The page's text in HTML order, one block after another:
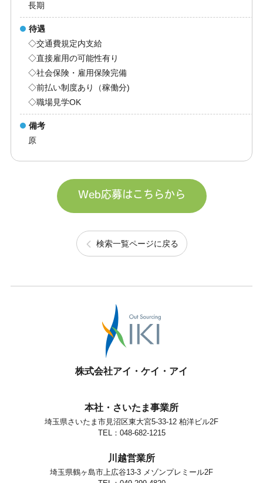
長期
待遇
◇交通費規定内支給
◇直接雇用の可能性有り
◇社会保険・雇用保険完備
◇前払い制度あり（稼働分)
◇職場見学OK
備考
原
Web応募はこちらから
検索一覧ページに戻る
株式会社アイ・ケイ・アイ
本社・さいたま事業所
埼玉県さいたま市見沼区東大宮5-33-12 柏洋ビル2F
TEL：048-682-1215
川越営業所
埼玉県鶴ヶ島市上広谷13-3 メゾンプレミール2F